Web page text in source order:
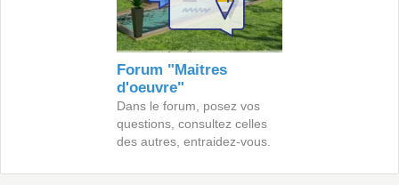
Forum "Maitres
d'oeuvre"
Dans le forum, posez vos
questions, consultez celles
des autres, entraidez-vous.